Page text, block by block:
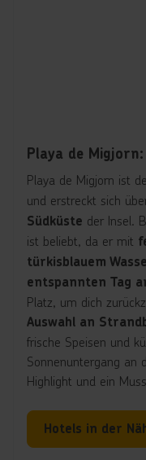
Playa de
Playa de Migjorn ist
und erstreckt sich
Südküste der Insel.
ist beliebt, da er mit
türkisblauem
entspannten Tag
Platz, um dich
Auswahl an
frische Speisen und
Sonnenuntergang an
Highlight und ein
Hotels in der